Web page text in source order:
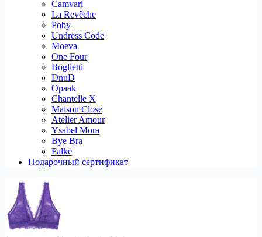
Camvari
La Revêche
Poby
Undress Code
Moeva
One Four
Boglietti
DnuD
Opaak
Chantelle X
Maison Close
Atelier Amour
Ysabel Mora
Bye Bra
Falke
Подарочный сертификат